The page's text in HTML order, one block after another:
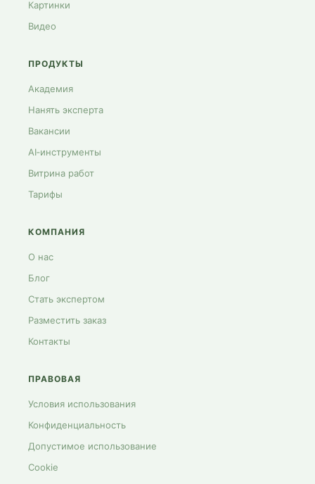
Картинки
Видео
ПРОДУКТЫ
Академия
Нанять эксперта
Вакансии
AI‑инструменты
Витрина работ
Тарифы
КОМПАНИЯ
О нас
Блог
Стать экспертом
Разместить заказ
Контакты
ПРАВОВАЯ
Условия использования
Конфиденциальность
Допустимое использование
Cookie